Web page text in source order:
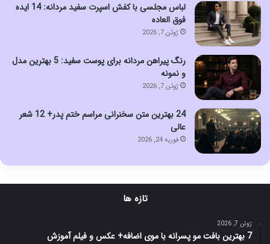
لباس مجلسی با کفش اسپرت سفید مردانه: 14 ایده
فوق العاده
ژوئن 7, 2026
رنگ پیراهن مردانه برای پوست سفید: 5 بهترین مدل
و نمونه
ژوئن 7, 2026
24 بهترین متن سخنرانی مراسم ختم پدر+ 12 شعر
عالی
فوریه 24, 2026
تازه ها
ژوئن 7, 2026
7 بهترین بافت مو پسرانه با موی اضافه+ عکس و فیلم آموزش